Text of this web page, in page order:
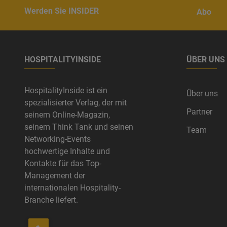
Werden Sie INSIDER Abo
HOSPITALITYINSIDE
HospitalityInside ist ein
spezialisierter Verlag, der mit
seinem Online-Magazin,
seinem Think Tank und seinen
Networking-Events
hochwertige Inhalte und
Kontakte für das Top-
Management der
internationalen Hospitality-
Branche liefert.
ÜBER UNS
Über uns
Partner
Team